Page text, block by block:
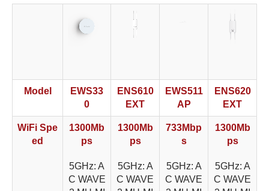
Model
EWS33
0
ENS610
EXT
EWS511
AP
ENS620
EXT
WiFi Spe
ed
1300Mb
ps
5GHz: A
C WAVE
1300Mb
ps
5GHz: A
C WAVE
733Mbp
s
5GHz: A
C WAVE
1300Mb
ps
5GHz: A
C WAVE